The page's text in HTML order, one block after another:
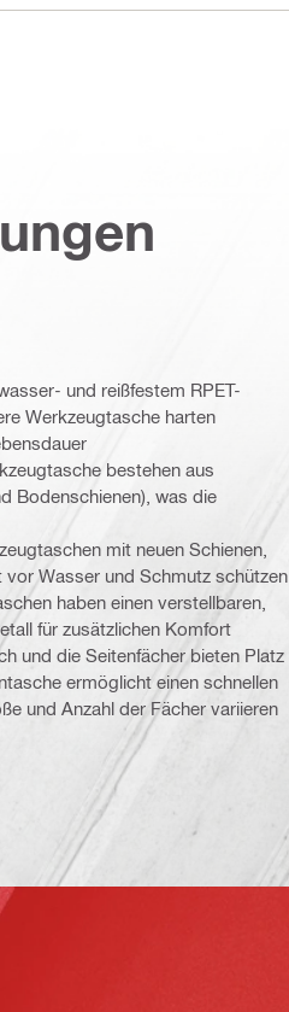
und reißfestem RPET-
Werkzeugtasche harten
bestehen aus
Bodenschienen), was die
mit neuen Schienen,
Wasser und Schmutz schützen
haben einen verstellbaren,
für zusätzlichen Komfort
und die Seitenfächer bieten Platz
ermöglicht einen schnellen
und Anzahl der Fächer variieren